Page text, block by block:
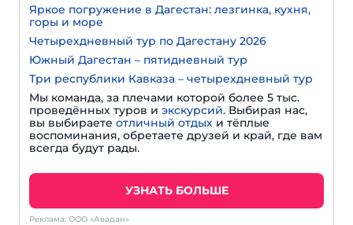
Яркое погружение в Дагестан: лезгинка, кухня,
горы и море
Четырехдневный тур по Дагестану 2026
Южный Дагестан – пятидневный тур
Три республики Кавказа – четырехдневный тур
Мы команда, за плечами которой более 5 тыс.
проведённых туров и экскурсий. Выбирая нас,
вы выбираете отличный отдых и тёплые
воспоминания, обретаете друзей и край, где вам
всегда будут рады.
УЗНАТЬ БОЛЬШЕ
Реклама: ООО «Авадан»